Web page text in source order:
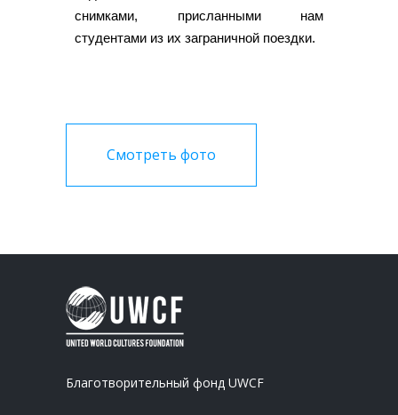
снимками, присланными нам
студентами из иx заграничной поездки.
Смотреть фото
Благотворительный фонд UWCF